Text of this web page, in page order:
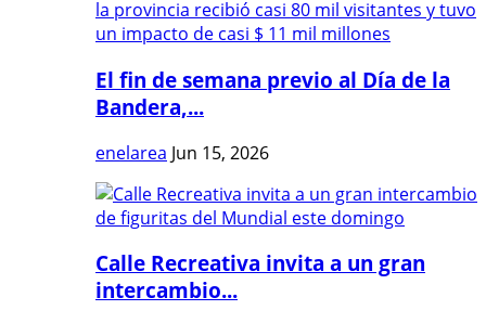
El fin de semana previo al Día de la
Bandera,...
enelarea Jun 15, 2026
Calle Recreativa invita a un gran
intercambio...